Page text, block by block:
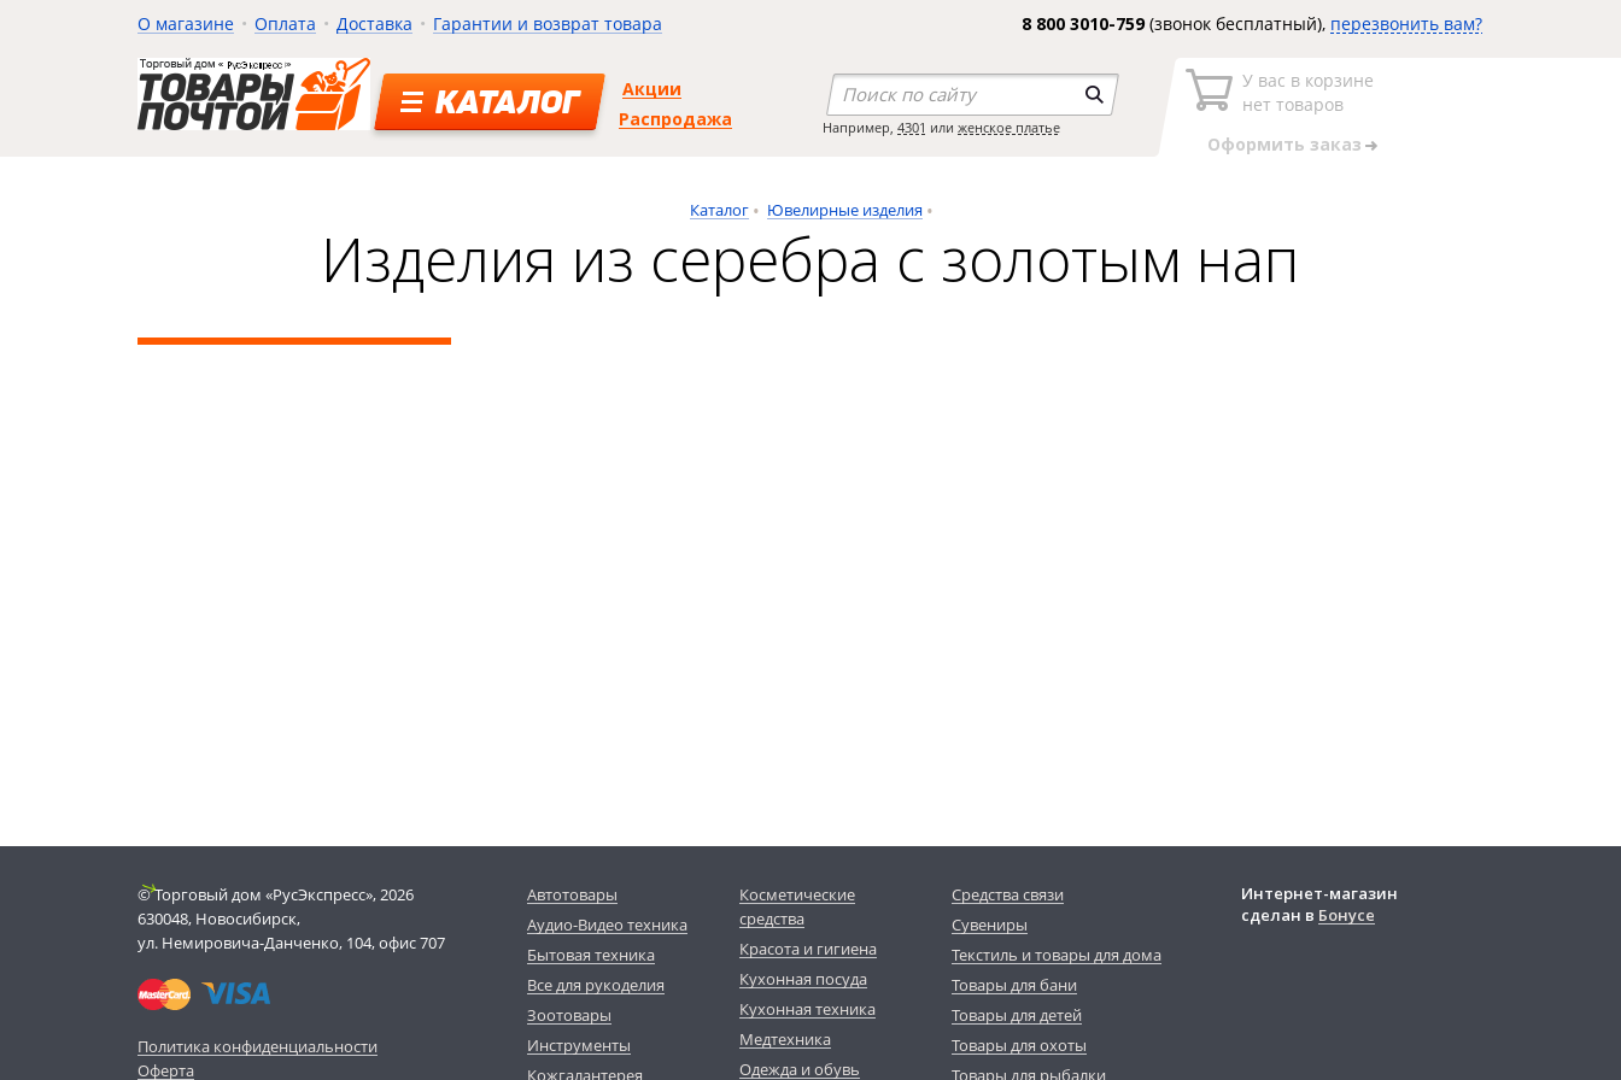
О магазине Оплата Доставка Гарантии и возврат товара 8 800 3010-759(звонок бесплатный), перезвонить вам?
КАТАЛОГ
Акции
Распродажа
Например, 4301 или женское платье
У вас в корзине
нет товаров
Оформить заказ
Каталог Ювелирные изделия
Изделия из серебра с золотым нап
© Торговый дом «РусЭкспресс», 2026
630048, Новосибирск,
ул. Немировича-Данченко, 104, офис 707
Политика конфиденциальности
Оферта
Автотовары
Аудио-Видео техника
Бытовая техника
Все для рукоделия
Зоотовары
Инструменты
Кожгалантерея
Косметические
средства
Красота и гигиена
Кухонная посуда
Кухонная техника
Медтехника
Одежда и обувь
Средства связи
Сувениры
Текстиль и товары для дома
Товары для бани
Товары для детей
Товары для охоты
Товары для рыбалки
Интернет-магазин
сделан в Бонусе